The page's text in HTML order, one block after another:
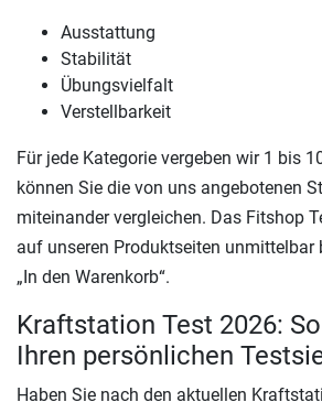
Ausstattung
Stabilität
Übungsvielfalt
Verstellbarkeit
Für jede Kategorie vergeben wir 1 bis
können Sie die von uns angebotenen
miteinander vergleichen. Das Fitshop
auf unseren Produktseiten unmittelbar
„In den Warenkorb“.
Kraftstation Test 2026:
Ihren persönlichen
Haben Sie nach den aktuellen